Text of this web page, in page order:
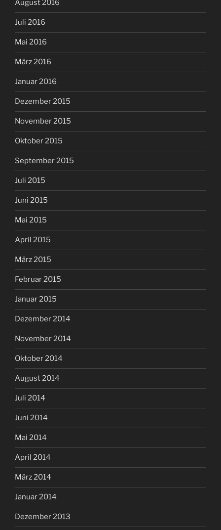
August 2016
Juli 2016
Mai 2016
März 2016
Januar 2016
Dezember 2015
November 2015
Oktober 2015
September 2015
Juli 2015
Juni 2015
Mai 2015
April 2015
März 2015
Februar 2015
Januar 2015
Dezember 2014
November 2014
Oktober 2014
August 2014
Juli 2014
Juni 2014
Mai 2014
April 2014
März 2014
Januar 2014
Dezember 2013